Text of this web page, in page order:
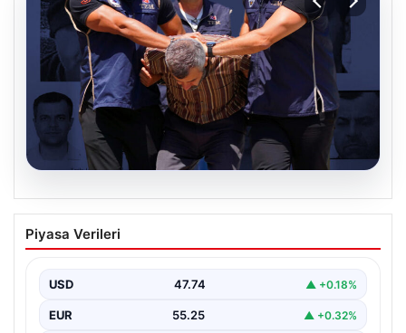
07.08.2026
FETÖ’nün Suikast Timindeki Burkay
Karatepe’den İlgili Gelişmeler ve Arama
15 Temmuz darbe girişimi sırasında Cumhurbaşkanı
planında yer…
Piyasa Verileri
USD 47.74 ▲ +0.18%
EUR 55.25 ▲ +0.32%